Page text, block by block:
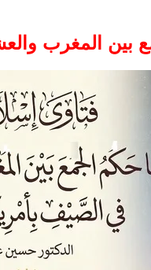
بين المغرب